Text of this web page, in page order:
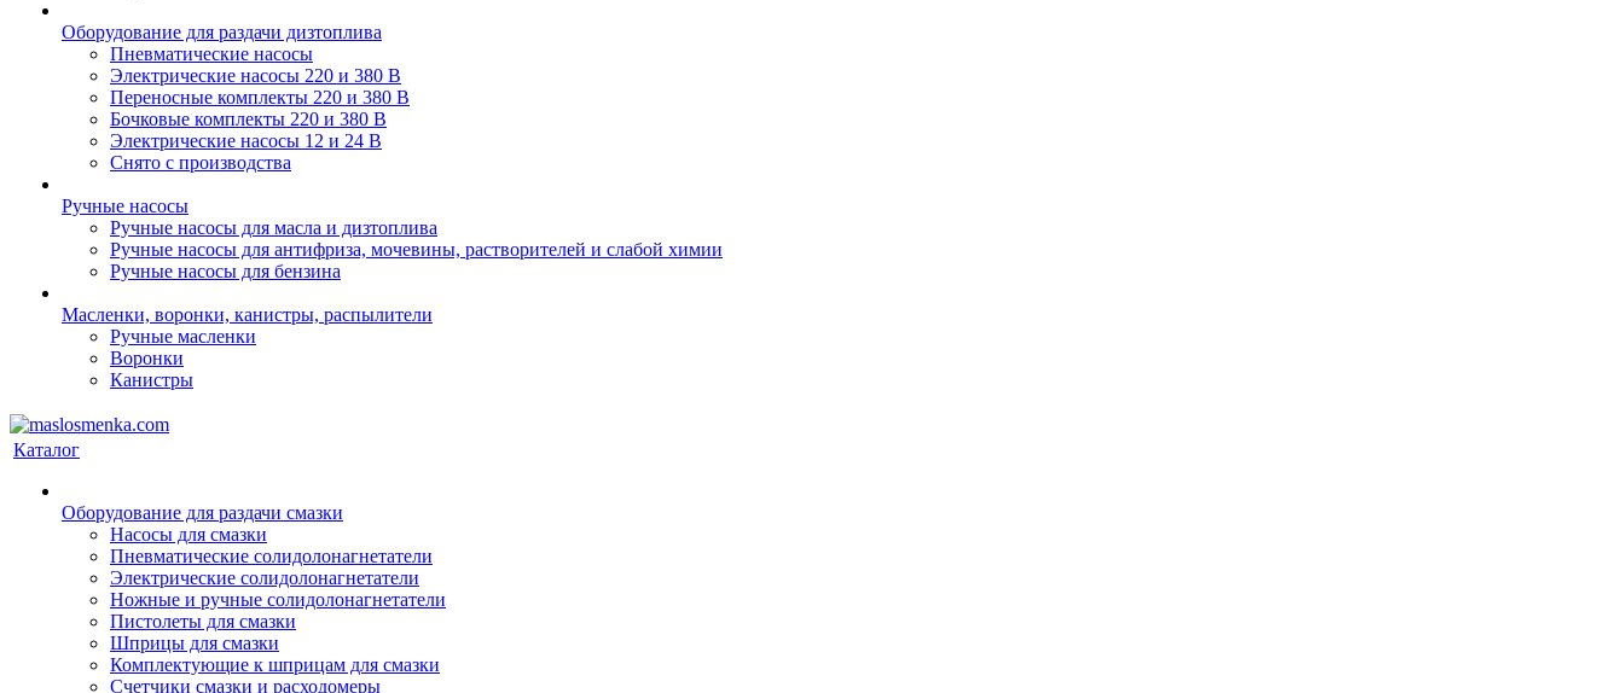
Оборудование для раздачи дизтоплива
Пневматические насосы
Электрические насосы 220 и 380 В
Переносные комплекты 220 и 380 В
Бочковые комплекты 220 и 380 В
Электрические насосы 12 и 24 В
Снято с производства
Ручные насосы
Ручные насосы для масла и дизтоплива
Ручные насосы для антифриза, мочевины, растворителей и слабой химии
Ручные насосы для бензина
Масленки, воронки, канистры, распылители
Ручные масленки
Воронки
Канистры
Каталог
Оборудование для раздачи смазки
Насосы для смазки
Пневматические солидолонагнетатели
Электрические солидолонагнетатели
Ножные и ручные солидолонагнетатели
Пистолеты для смазки
Шприцы для смазки
Комплектующие к шприцам для смазки
Счетчики смазки и расходомеры